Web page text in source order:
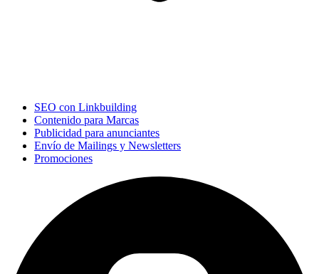
SEO con Linkbuilding
Contenido para Marcas
Publicidad para anunciantes
Envío de Mailings y Newsletters
Promociones